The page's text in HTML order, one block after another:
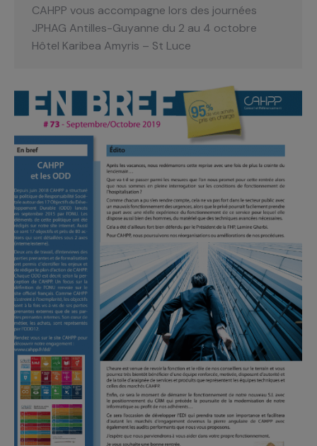
CAHPP vous accompagne lors des journées
JPHAG Antilles-Guyanne du 2 au 4 octobre
Hôtel Karibea Amyris – St Luce